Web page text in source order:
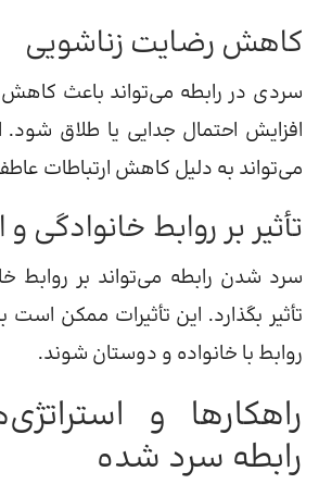
کاهش رضایت زناشویی
سردی در رابطه می‌تواند باعث کاهش
افزایش احتمال جدایی یا طلاق
می‌تواند به دلیل کاهش ارتباطات
تأثیر بر روابط خانوادگی
سرد شدن رابطه می‌تواند بر روابط
تأثیر بگذارد. این تأثیرات ممکن
روابط با خانواده و دوستان شوند.
راهکارها و
رابطه سرد شده